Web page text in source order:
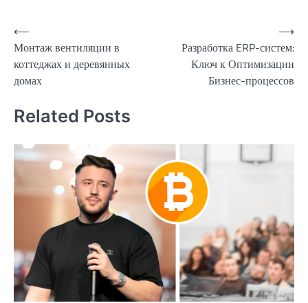
Навигация
по
записям
⟵
Монтаж вентиляции в
коттеджах и деревянных
домах
Разработка ERP-систем:
Ключ к Оптимизации
Бизнес-процессов
⟶
Related Posts